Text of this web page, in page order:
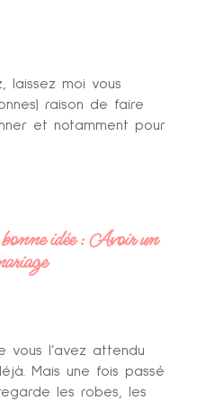
laissez moi vous
raison de faire
et notamment pour
idée : Avoir un
vous l’avez attendu
Mais une fois passé
les robes, les